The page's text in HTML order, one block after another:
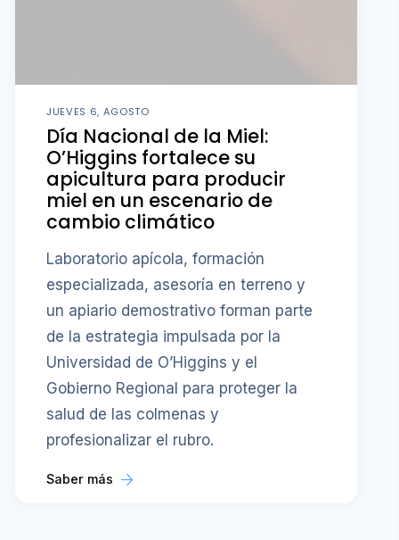
JUEVES 6, AGOSTO
Día Nacional de la Miel:
O’Higgins fortalece su
apicultura para producir
miel en un escenario de
cambio climático
Laboratorio apícola, formación
especializada, asesoría en terreno y
un apiario demostrativo forman parte
de la estrategia impulsada por la
Universidad de O’Higgins y el
Gobierno Regional para proteger la
salud de las colmenas y
profesionalizar el rubro.
Saber más